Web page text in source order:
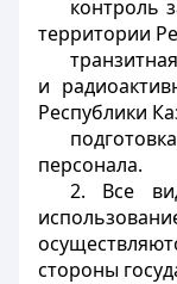
контроль
территории
и
Республики
персонала.
2. Все
стороны